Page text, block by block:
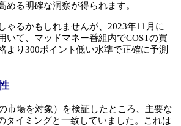
める明確な洞察が得られます。
ゃるかもしれませんが、2023年11月に
いて、マッドマネー番組内でCOSTの買
より300ポイント低い水準で正確に予測
市場を対象）を検証したところ、主要な
タイミングと一致していました。これは